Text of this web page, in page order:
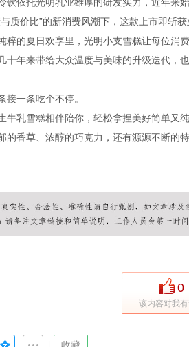
质价比”的新消费风潮下，这款上市即斩
粹的夏日欢享里，光明小支雪糕让每位消
年来带给大众温度与美味的升级迭代，
接一条吃个不停。
牛乳雪糕相伴陪你，轻松拿捏美好简单又
香草、浓醇的巧克力，还有源源不断的
0
该内容对我